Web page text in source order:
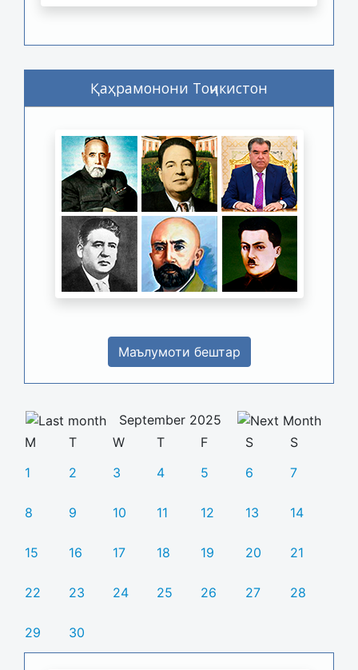
Қаҳрамонони Тоҷикистон
Маълумоти бештар
September 2025
M
T W T F S
S
1
2 3 4 5 6 7
8 9 10 11 12 13 14
15 16 17 18 19 20 21
22 23 24 25 26 27 28
29 30